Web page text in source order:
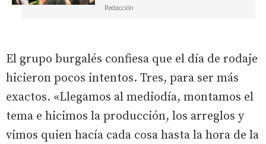
Redacción
El grupo burgalés confiesa que el día de rodaje
hicieron pocos intentos. Tres, para ser más
exactos. «Llegamos al mediodía, montamos el
tema e hicimos la producción, los arreglos y
vimos quien hacía cada cosa hasta la hora de la